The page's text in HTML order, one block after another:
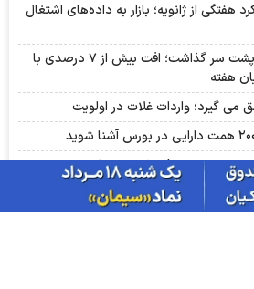
هفتگی از ژانویه؛ بازار به داده‌های اشتغال
نفت هفته‌ای پرنوسان را پشت سر گذاشت؛ افت بیش از ۷ درصدی با
هفته
می گیرد؛ واردات غلات در اولویت
قیمت دلار امروز شنبه ۱۷ مردادماه ۱۴۰۵ | نرخ حواله دلار به کانال